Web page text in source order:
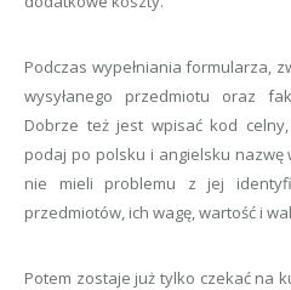
Podczas wypełniania formularza,
wysyłanego przedmiotu oraz
Dobrze też jest wpisać kod
podaj po polsku i angielsku nazwę
nie mieli problemu z jej
przedmiotów, ich wagę, wartość i
Potem zostaje już tylko czekać na